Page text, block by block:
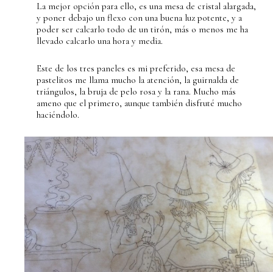
La mejor opción para ello, es una mesa de cristal alargada,
y poner debajo un flexo con una buena luz potente, y a
poder ser calcarlo todo de un tirón, más o menos me ha
llevado calcarlo una hora y media.
Este de los tres paneles es mi preferido, esa mesa de
pastelitos me llama mucho la atención, la guirnalda de
triángulos, la bruja de pelo rosa y la rana. Mucho más
ameno que el primero, aunque también disfruté mucho
haciéndolo.